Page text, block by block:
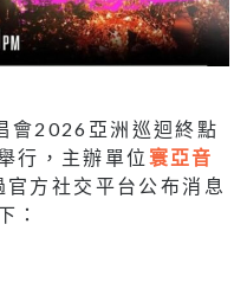
會2026亞洲巡迴終點
行，主辦單位 寰亞音
官方社交平台公布消息
：